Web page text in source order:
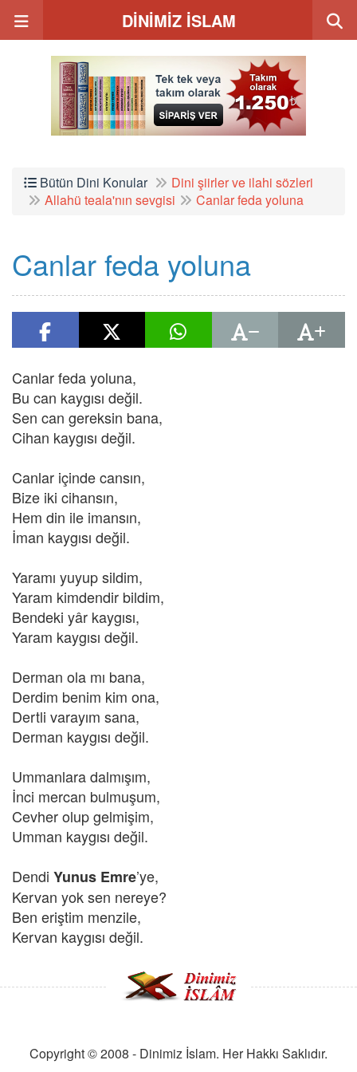
DİNİMİZ İSLAM
Bütün Dini Konular
Dini şiirler ve ilahi sözleri
Allahü teala'nın sevgisi
Canlar feda yoluna
Canlar feda yoluna
Canlar feda yoluna,
Bu can kaygısı değil.
Sen can gereksin bana,
Cihan kaygısı değil.
Canlar içinde cansın,
Bize iki cihansın,
Hem din ile imansın,
İman kaygısı değil.
Yaramı yuyup sildim,
Yaram kimdendir bildim,
Bendeki yâr kaygısı,
Yaram kaygısı değil.
Derman ola mı bana,
Derdim benim kim ona,
Dertli varayım sana,
Derman kaygısı değil.
Ummanlara dalmışım,
İnci mercan bulmuşum,
Cevher olup gelmişim,
Umman kaygısı değil.
Dendi Yunus Emre’ye,
Kervan yok sen nereye?
Ben eriştim menzile,
Kervan kaygısı değil.
Copyright © 2008 - Dinimiz İslam. Her Hakkı Saklıdır.